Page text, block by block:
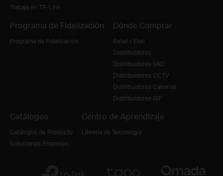
Trabaja en TP-Link
Programa de Fidelización
Programa de Fidelización
Dónde Comprar
Retail / Etail
Distribuidores
Distribuidores VAD
Distribuidores CCTV
Distribuidores Canarias
Distribuidores ISP
Catálogos
Catálogos de Producto
Soluciones Empresas
Centro de Aprendizaje
Librería de Tecnología